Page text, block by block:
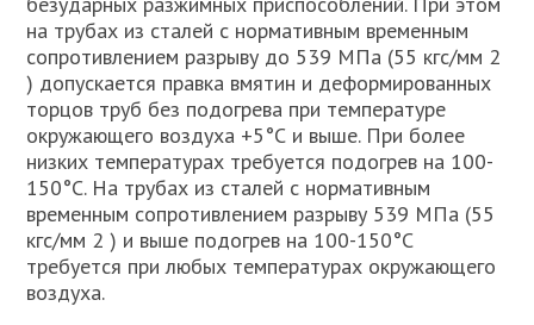
на трубах из сталей с нормативным временным
сопротивлением разрыву до 539 МПа (55 кгс/мм 2
) допускается правка вмятин и деформированных
торцов труб без подогрева при температуре
окружающего воздуха +5°С и выше. При более
низких температурах требуется подогрев на 100-
150°С. На трубах из сталей с нормативным
временным сопротивлением разрыву 539 МПа (55
кгс/мм 2 ) и выше подогрев на 100-150°С
требуется при любых температурах окружающего
воздуха.